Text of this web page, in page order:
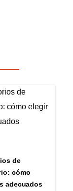
de
cómo
adecuados